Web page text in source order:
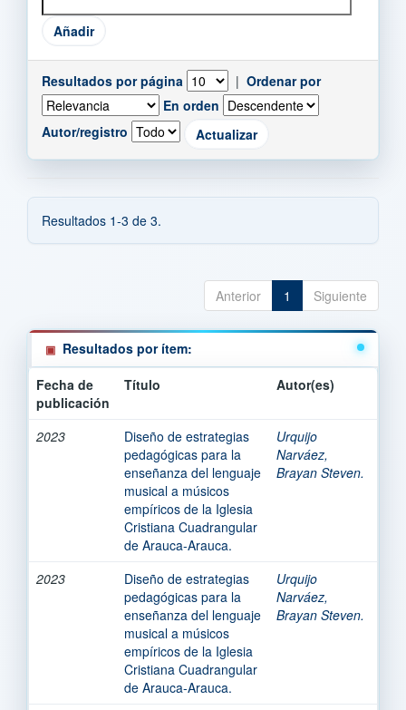
Resultados por página | Ordenar por
En orden
Autor/registro
Resultados 1-3 de 3.
Anterior 1 Siguiente
Resultados por ítem:
Fecha de
publicación
Título Autor(es)
2023
Diseño de estrategias
pedagógicas para la
enseñanza del lenguaje
musical a músicos
empíricos de la Iglesia
Cristiana Cuadrangular
de Arauca-Arauca.
Urquijo
Narváez,
Brayan Steven.
2023
Diseño de estrategias
pedagógicas para la
enseñanza del lenguaje
musical a músicos
empíricos de la Iglesia
Cristiana Cuadrangular
de Arauca-Arauca.
Urquijo
Narváez,
Brayan Steven.